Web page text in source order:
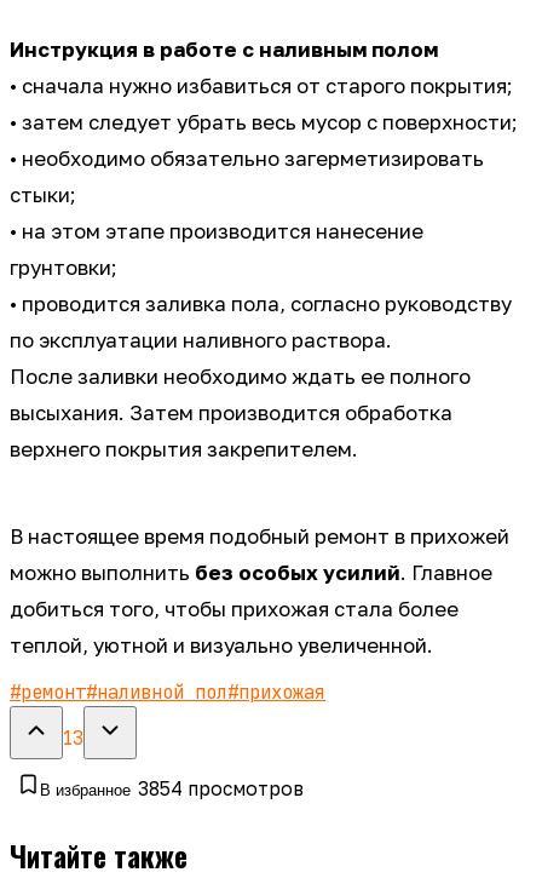
Инструкция в работе с наливным полом
• сначала нужно избавиться от старого покрытия;
• затем следует убрать весь мусор с поверхности;
• необходимо обязательно загерметизировать
стыки;
• на этом этапе производится нанесение
грунтовки;
• проводится заливка пола, согласно руководству
по эксплуатации наливного раствора.
После заливки необходимо ждать ее полного
высыхания. Затем производится обработка
верхнего покрытия закрепителем.
В настоящее время подобный ремонт в прихожей
можно выполнить без особых усилий. Главное
добиться того, чтобы прихожая стала более
теплой, уютной и визуально увеличенной.
#ремонт#наливной пол#прихожая
13
В избранное 3854 просмотров
Читайте также